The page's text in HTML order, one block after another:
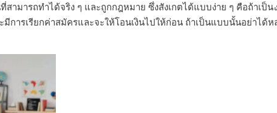
ที่สามารถทำได้จริง ๆ และถูกกฎหมาย ซึ่งสังเกตได้แบบง่าย ๆ คือถ้าเป็น
มีการเรียกค่าสมัครและจะให้โอนเงินไปให้ก่อน ถ้าเป็นแบบนั้นอย่าได้